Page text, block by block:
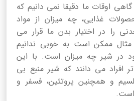
اوقات ما دقیقا نمی دانیم که
غذایی، چه میزان از مواد
را در اختیار بدن ما قرار می
مثال ممکن است به خوبی ندانیم
در شیر چه میزان است. با این
افراد می دانند که شیر منبع بی
و همچنین پروتئین، فسفر و
است.